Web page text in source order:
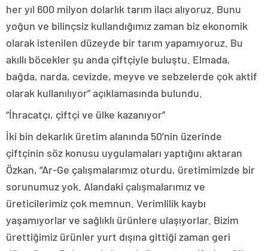
her yıl 600 milyon dolarlık tarım ilacı alıyoruz. Bunu
yoğun ve bilinçsiz kullandığımız zaman biz ekonomik
olarak istenilen düzeyde bir tarım yapamıyoruz. Bu
akıllı böcekler şu anda çiftçiyle buluştu. Elmada,
bağda, narda, cevizde, meyve ve sebzelerde çok aktif
olarak kullanılıyor” açıklamasında bulundu.
“İhracatçı, çiftçi ve ülke kazanıyor”
İki bin dekarlık üretim alanında 50’nin üzerinde
çiftçinin söz konusu uygulamaları yaptığını aktaran
Özkan, “Ar-Ge çalışmalarımız oturdu, üretimimizde bir
sorunumuz yok. Alandaki çalışmalarımız ve
üreticilerimiz çok memnun. Verimlilik kaybı
yaşamıyorlar ve sağlıklı ürünlere ulaşıyorlar. Bizim
ürettiğimiz ürünler yurt dışına gittiği zaman geri